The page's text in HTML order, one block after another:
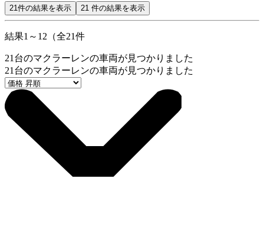
21 件の結果を表示 21 件の結果を表示
結果1～12（全21件
21 台のマクラーレンの車両が見つかりました
21 台のマクラーレンの車両が見つかりました